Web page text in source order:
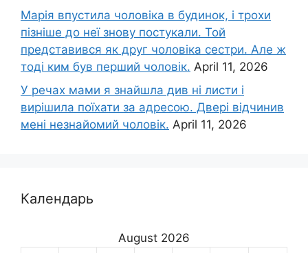
Марія впустила чоловіка в будинок, і трохи
пізніше до неї знову постукали. Той
представився як друг чоловіка сестри. Але ж
тоді ким був перший чоловік. April 11, 2026
У речах мами я знайшла див ні листи і
вирішила поїхати за адресою. Двері відчинив
мені незнайомий чоловік. April 11, 2026
Календарь
August 2026